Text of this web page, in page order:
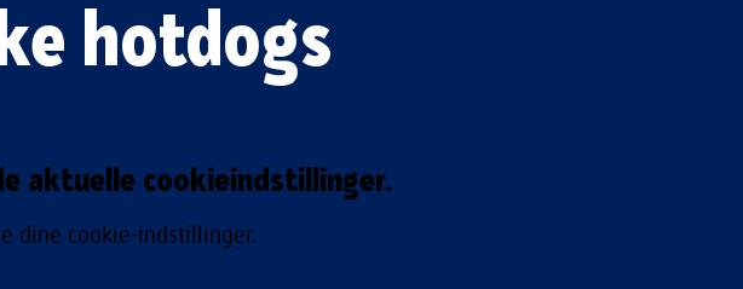
hotdogs
aktuelle cookieindstillinger.
dine cookie-indstillinger.